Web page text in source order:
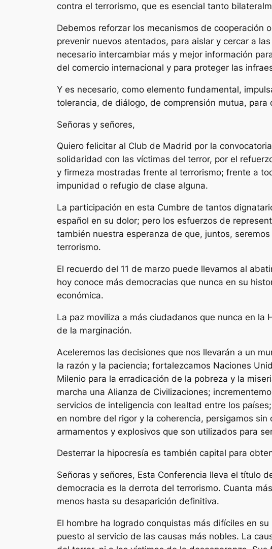
contra el terrorismo, que es esencial tanto
Debemos reforzar los mecanismos de cooperación
prevenir nuevos atentados, para aislar y cercar a
necesario intercambiar más y mejor información
del comercio internacional y para proteger las
Y es necesario, como elemento fundamental,
tolerancia, de diálogo, de comprensión mutua,
Señoras y señores,
Quiero felicitar al Club de Madrid por la
solidaridad con las víctimas del terror, por el
y firmeza mostradas frente al terrorismo; frente a
impunidad o refugio de clase alguna.
La participación en esta Cumbre de tantos
español en su dolor; pero los esfuerzos de
también nuestra esperanza de que, juntos,
terrorismo.
El recuerdo del 11 de marzo puede llevarnos al
hoy conoce más democracias que nunca en su
económica.
La paz moviliza a más ciudadanos que nunca en
de la marginación.
Aceleremos las decisiones que nos llevarán a un
la razón y la paciencia; fortalezcamos Naciones
Milenio para la erradicación de la pobreza y la
marcha una Alianza de Civilizaciones;
servicios de inteligencia con lealtad entre los
en nombre del rigor y la coherencia, persigamos
armamentos y explosivos que son utilizados para
Desterrar la hipocresía es también capital para
Señoras y señores, Esta Conferencia lleva el título
democracia es la derrota del terrorismo. Cuanta
menos hasta su desaparición definitiva.
El hombre ha logrado conquistas más difíciles en
puesto al servicio de las causas más nobles. La